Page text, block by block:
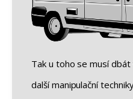
Tak u toho se musí
další manipulační